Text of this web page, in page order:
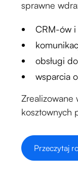
sprawne
CRM-ów i
obsługi
wsparcia
Zrealizowane
kosztownych
Przeczytaj